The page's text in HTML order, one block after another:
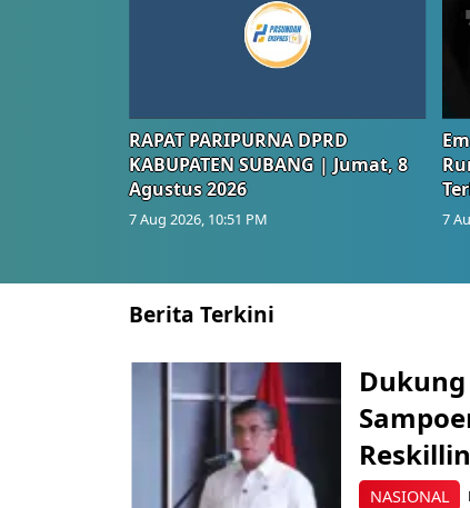
RAPAT PARIPURNA DPRD
KABUPATEN SUBANG | Jumat, 8
Agustus 2026
7 Aug 2026, 10:51 PM 7
Berita Terkini
NASIONAL